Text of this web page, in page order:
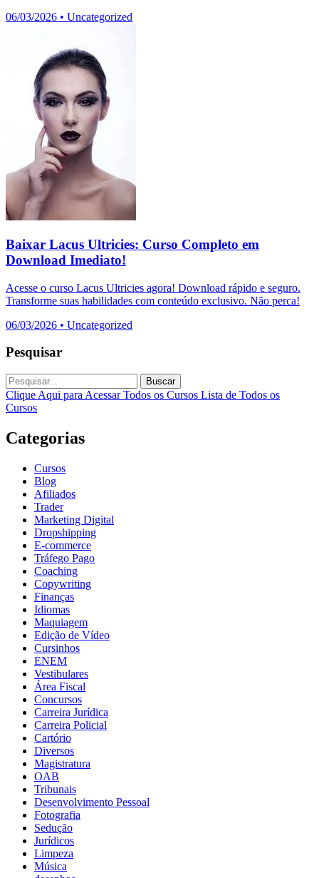
06/03/2026 • Uncategorized
Baixar Lacus Ultricies: Curso Completo em
Download Imediato!
Acesse o curso Lacus Ultricies agora! Download rápido e seguro.
Transforme suas habilidades com conteúdo exclusivo. Não perca!
06/03/2026 • Uncategorized
Pesquisar
Buscar
Clique Aqui para Acessar Todos os Cursos Lista de Todos os
Cursos
Categorias
Cursos
Blog
Afiliados
Trader
Marketing Digital
Dropshipping
E-commerce
Tráfego Pago
Coaching
Copywriting
Finanças
Idiomas
Maquiagem
Edição de Vídeo
Cursinhos
ENEM
Vestibulares
Área Fiscal
Concursos
Carreira Jurídica
Carreira Policial
Cartório
Diversos
Magistratura
OAB
Tribunais
Desenvolvimento Pessoal
Fotografia
Sedução
Jurídicos
Limpeza
Música